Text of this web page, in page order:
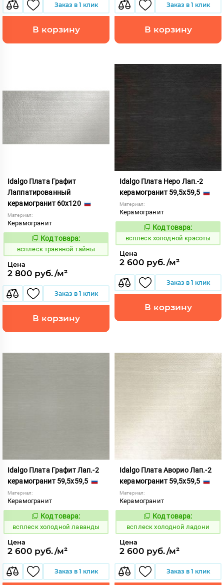
Заказ в 1 клик
В корзину
Заказ в 1 клик
В корзину
Idalgo Плата Графит
Лаппатированный
керамогранит 60x120
Материал:
Керамогранит
247351
Код товара:
всплеск травяной тайны
Цена
2 800 руб./м²
Заказ в 1 клик
В корзину
Idalgo Плата Неро Лап.-2
керамогранит 59,5x59,5
Материал:
Керамогранит
248540
Код товара:
всплеск холодной красоты
Цена
2 600 руб./м²
Заказ в 1 клик
В корзину
Idalgo Плата Графит Лап.-2
керамогранит 59,5x59,5
Материал:
Керамогранит
248541
Код товара:
всплеск холодной лаванды
Цена
2 600 руб./м²
Заказ в 1 клик
Idalgo Плата Аворио Лап.-2
керамогранит 59,5x59,5
Материал:
Керамогранит
248542
Код товара:
всплеск холодной ладони
Цена
2 600 руб./м²
Заказ в 1 клик